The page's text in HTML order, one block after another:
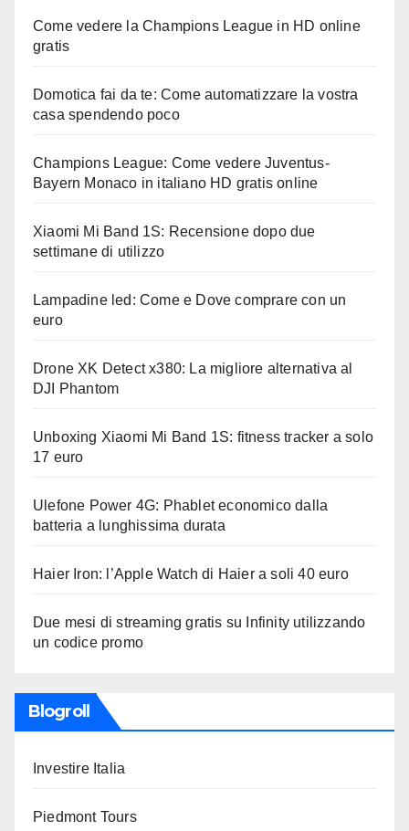
Come vedere la Champions League in HD online
gratis
Domotica fai da te: Come automatizzare la vostra
casa spendendo poco
Champions League: Come vedere Juventus-
Bayern Monaco in italiano HD gratis online
Xiaomi Mi Band 1S: Recensione dopo due
settimane di utilizzo
Lampadine led: Come e Dove comprare con un
euro
Drone XK Detect x380: La migliore alternativa al
DJI Phantom
Unboxing Xiaomi Mi Band 1S: fitness tracker a solo
17 euro
Ulefone Power 4G: Phablet economico dalla
batteria a lunghissima durata
Haier Iron: l’Apple Watch di Haier a soli 40 euro
Due mesi di streaming gratis su Infinity utilizzando
un codice promo
Blogroll
Investire Italia
Piedmont Tours